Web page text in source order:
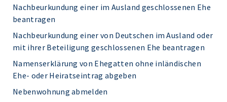
Nachbeurkundung einer im Ausland geschlossenen Ehe
beantragen
Nachbeurkundung einer von Deutschen im Ausland oder
mit ihrer Beteiligung geschlossenen Ehe beantragen
Namenserklärung von Ehegatten ohne inländischen
Ehe- oder Heiratseintrag abgeben
Nebenwohnung abmelden